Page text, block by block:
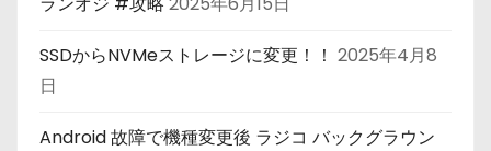
SSDからNVMeストレージに変更！！ 2025年4月8
日
Android 故障で機種変更後 ラジコ バックグラウン